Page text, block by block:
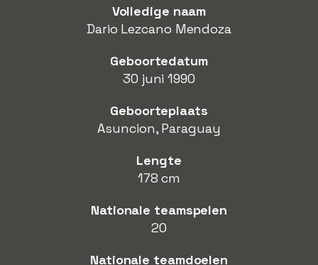
Volledige naam
Dario Lezcano Mendoza
Geboortedatum
30 juni 1990
Geboorteplaats
Asuncion, Paraguay
Lengte
178 cm
Nationale teamspelen
20
Nationale teamdoelen